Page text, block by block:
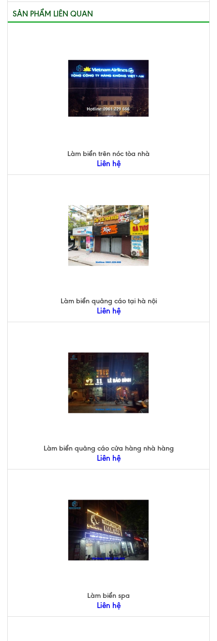
SẢN PHẨM LIÊN QUAN
Làm biển trên nóc tòa nhà
Liên hệ
Làm biển quảng cáo tại hà nội
Liên hệ
Làm biển quảng cáo cửa hàng nhà hàng
Liên hệ
Làm biển spa
Liên hệ